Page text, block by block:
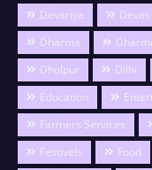
Devariya
Devas
Dharma
Dholpur
Dilhi
Education
Farmers Services
Festivels
Food